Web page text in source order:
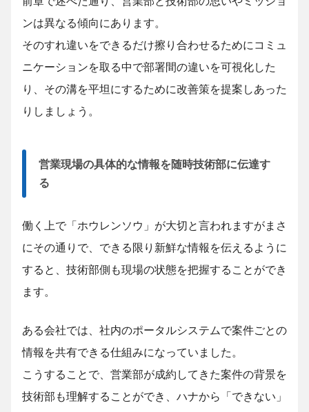
ンは異なる傾向にあります。
そのすれ違いをできるだけ擦り合わせるためにコミュ
ニケーションを取る中で部署間の違いを可視化した
り、その溝を平坦にするために改善策を提案しあった
りしましょう。
営業現場の具体的な情報を随時技術部に伝達す
る
働く上で「ホウレンソウ」が大切と言われますがまさ
にその通りで、できる限り新鮮な情報を伝えるように
すると、技術部側も現場の状態を把握することができ
ます。
ある会社では、社内のポータルシステムで案件ごとの
情報を共有できる仕組みになっていました。
こうすることで、営業部が成約してきた案件の背景を
技術部も理解することができ、ハナから「できない」